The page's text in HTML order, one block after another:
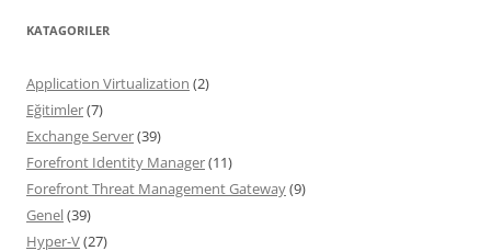
KATAGORILER
Application Virtualization (2)
Eğitimler(7)
Exchange Server(39)
Forefront Identity Manager(11)
Forefront Threat Management Gateway(9)
Genel(39)
Hyper-V(27)